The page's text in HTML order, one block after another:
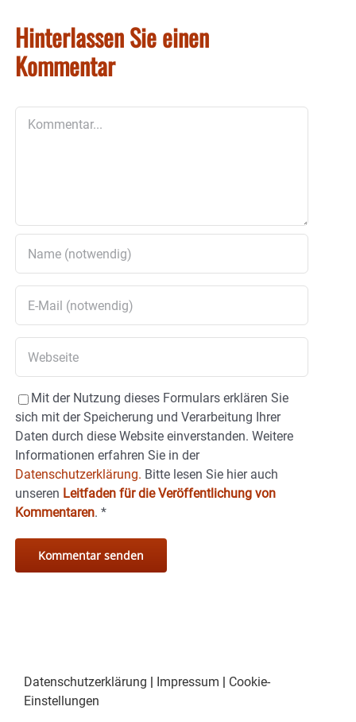
Hinterlassen Sie einen
Kommentar
Mit der Nutzung dieses Formulars erklären Sie
sich mit der Speicherung und Verarbeitung Ihrer
Daten durch diese Website einverstanden. Weitere
Informationen erfahren Sie in der
Datenschutzerklärung. Bitte lesen Sie hier auch
unseren Leitfaden für die Veröffentlichung von
Kommentaren. *
Datenschutzerklärung Impressum
Cookie-
Einstellungen